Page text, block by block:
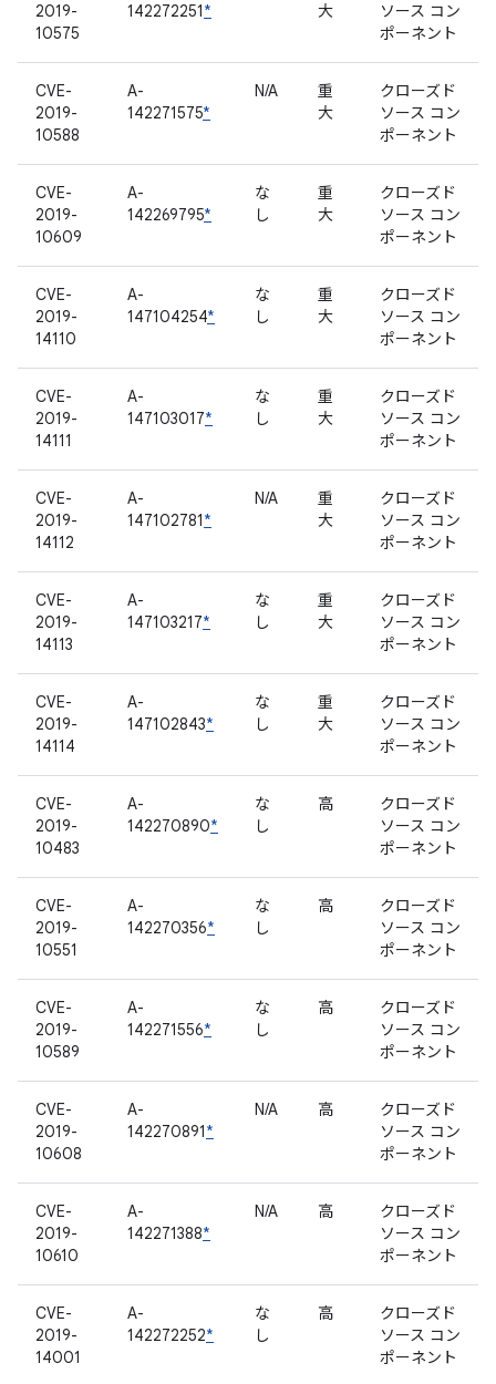
2019-
10575
142272251*
大
ソース コン
ポーネント
CVE-
2019-
10588
A-
142271575*
N/A
重
大
クローズド
ソース コン
ポーネント
CVE-
2019-
10609
A-
142269795*
な
し
重
大
クローズド
ソース コン
ポーネント
CVE-
2019-
14110
A-
147104254*
な
し
重
大
クローズド
ソース コン
ポーネント
CVE-
2019-
14111
A-
147103017*
な
し
重
大
クローズド
ソース コン
ポーネント
CVE-
2019-
14112
A-
147102781*
N/A
重
大
クローズド
ソース コン
ポーネント
CVE-
2019-
14113
A-
147103217*
な
し
重
大
クローズド
ソース コン
ポーネント
CVE-
2019-
14114
A-
147102843*
な
し
重
大
クローズド
ソース コン
ポーネント
CVE-
2019-
10483
A-
142270890*
な
し
高
クローズド
ソース コン
ポーネント
CVE-
2019-
10551
A-
142270356*
な
し
高
クローズド
ソース コン
ポーネント
CVE-
2019-
10589
A-
142271556*
な
し
高
クローズド
ソース コン
ポーネント
CVE-
2019-
10608
A-
142270891*
N/A 高
クローズド
ソース コン
ポーネント
CVE-
2019-
10610
A-
142271388*
N/A 高
クローズド
ソース コン
ポーネント
CVE-
2019-
14001
A-
142272252*
な
し
高
クローズド
ソース コン
ポーネント